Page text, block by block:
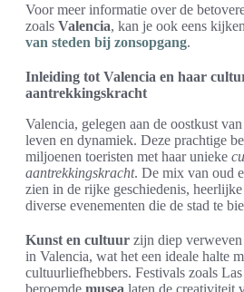
Voor meer informatie over de
zoals Valencia, kan je ook eens
van steden bij zonsopgang.
Inleiding tot Valencia en haar
aantrekkingskracht
Valencia, gelegen aan de oostkust
leven en dynamiek. Deze prachtige
miljoenen toeristen met haar unieke
aantrekkingskracht. De mix van oud
zien in de rijke geschiedenis,
diverse evenementen die de stad te
Kunst en cultuur zijn diep
in Valencia, wat het een ideale halte
cultuurliefhebbers. Festivals zoals
beroemde musea laten de creativiteit